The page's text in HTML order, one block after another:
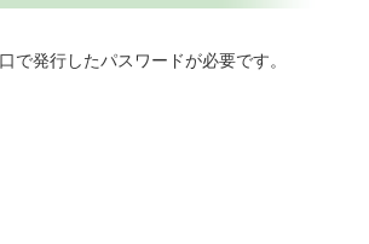
発行したパスワードが必要です。